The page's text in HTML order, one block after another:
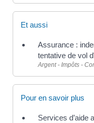
Et aussi
Assurance :
tentative de vol
Argent - Impôts -
Pour en savoir plus
Services d’aide